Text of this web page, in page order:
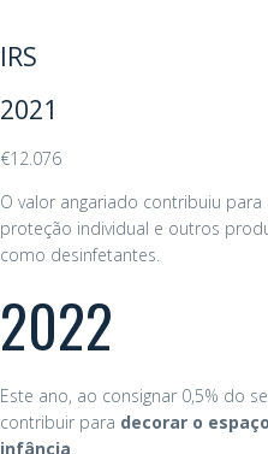
IRS
2021
€12.076
O valor angariado contribuiu
proteção individual e outros
como desinfetantes.
2022
Este ano, ao consignar 0,5% do
contribuir para decorar o
infância.